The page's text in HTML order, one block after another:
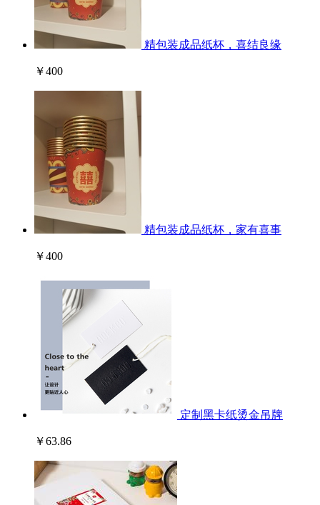
精包装成品纸杯，喜结良缘
￥400
精包装成品纸杯，家有喜事
￥400
定制黑卡纸烫金吊牌
￥63.86